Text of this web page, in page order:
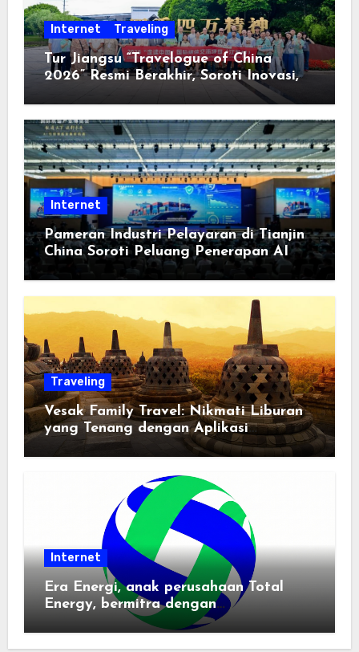
Internet Traveling
Tur Jiangsu “Travelogue of China
2026” Resmi Berakhir, Soroti Inovasi,
Keterbukaan, dan Pembangunan
Internet
Pameran Industri Pelayaran di Tianjin
China Soroti Peluang Penerapan AI
Traveling
Vesak Family Travel: Nikmati Liburan
yang Tenang dengan Aplikasi
Pemindai PDF
Internet
Era Energi, anak perusahaan Total
Energy, bermitra dengan
Zhuochuangtong untuk mempercepat
transisi energi Indonesia — raksasa